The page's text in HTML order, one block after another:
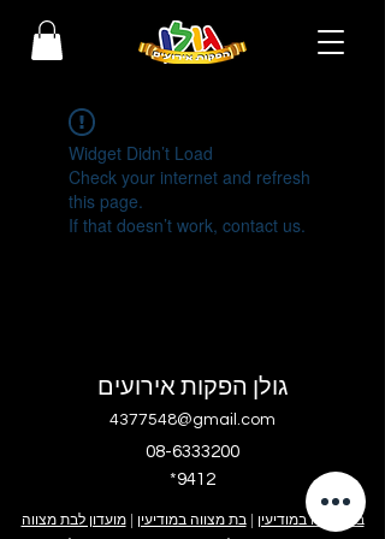
Widget Didn’t Load
Check your internet and refresh
this page.
If that doesn’t work, contact us.
גולן הפקות אירועים
4377548@gmail.com
08-6333200
בר מצווה במודיעין |בת מצווה במודיעין |מועדון לבת מצווה
*9412